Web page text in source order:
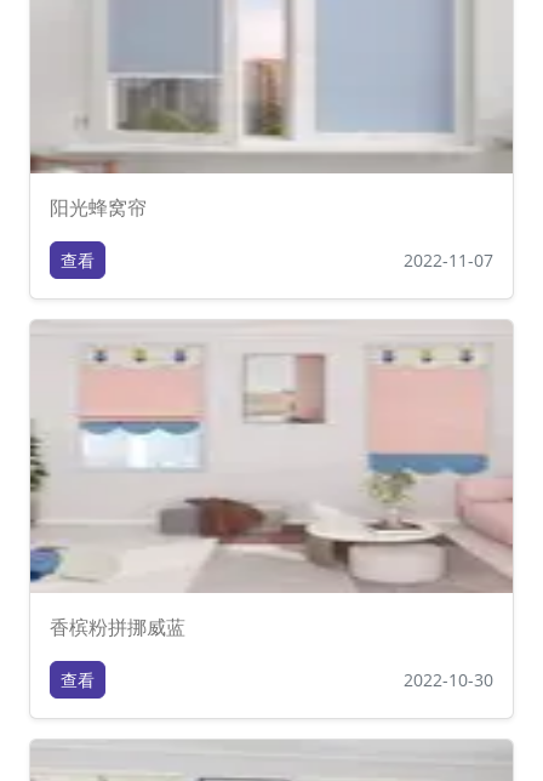
阳光蜂窝帘
查看 2022-11-07
香槟粉拼挪威蓝
查看 2022-10-30